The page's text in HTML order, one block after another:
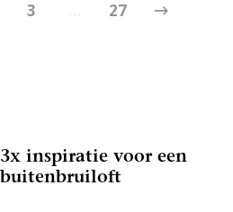
3 27
3x inspiratie voor een
buitenbruiloft